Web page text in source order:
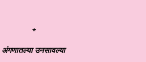
*
अंगणातल्या उनसावल्या